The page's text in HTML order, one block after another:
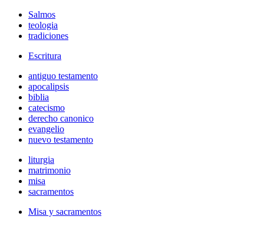
Salmos
teologia
tradiciones
Escritura
antiguo testamento
apocalipsis
biblia
catecismo
derecho canonico
evangelio
nuevo testamento
liturgia
matrimonio
misa
sacramentos
Misa y sacramentos